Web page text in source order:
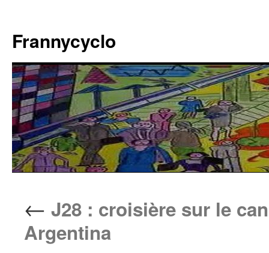
contenu
Frannycyclo
← J28 : croisière sur le
Argentina